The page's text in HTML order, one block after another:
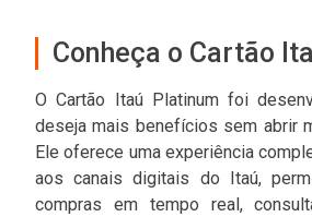
Conheça o Cartão
O Cartão Itaú Platinum foi
deseja mais benefícios sem abrir
Ele oferece uma experiência
aos canais digitais do Itaú,
compras em tempo real,